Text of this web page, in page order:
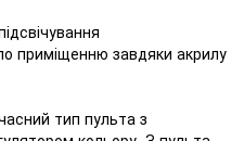
приміщенню завдяки акрилу
тип пульта з